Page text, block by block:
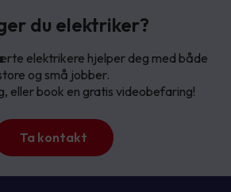
du elektriker?
elektrikere hjelper deg med både
og små jobber.
eller book en gratis videobefaring!
Ta kontakt